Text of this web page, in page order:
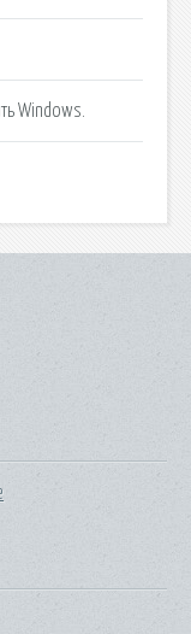
Windows.